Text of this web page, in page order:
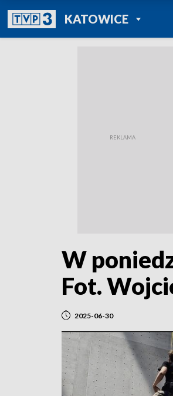
KATOWICEPOWRÓT DO
TVP REGIONY
W
Fot.
2025-06-30